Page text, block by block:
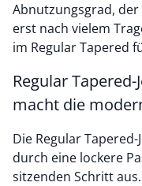
Abnutzungsgrad,
erst nach vielem
im Regular Tapered
Regular
macht die
Die Regular
durch eine lockere
sitzenden Schritt